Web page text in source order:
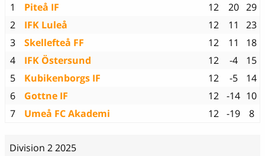
1
Piteå IF 12 20 29
2
IFK Luleå 12 11
23
3
Skellefteå FF 12 11
18
4
IFK Östersund 12 -4
15
5
Kubikenborgs IF 12 -5
14
6
Gottne IF 12 -14 10
7
Umeå FC Akademi 12 -19 8
Division 2 2025